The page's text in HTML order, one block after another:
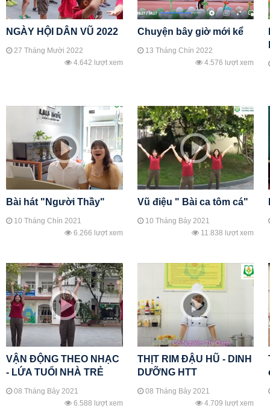
NGÀY HỘI DÂN VŨ 2022
27 Tháng Mười 2022
4.642 lượt xem
Chuyện bây giờ mới kể
13 Tháng Chín 2022
4.576 lượt xem
Bài hát "Người Thầy"
10 Tháng Chín 2021
6.266 lượt xem
Vũ điệu " Bài ca tôm cá"
10 Tháng Bảy 2021
11.838 lượt xem
VẬN ĐỘNG THEO NHẠC
- LỨA TUỔI NHÀ TRẺ
08 Tháng Bảy 2021
6.588 lượt xem
THỊT RIM ĐẬU HŨ - DINH
DƯỠNG HTT
08 Tháng Bảy 2021
4.709 lượt xem